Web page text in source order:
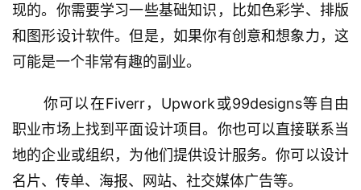
现的。你需要学习一些基础知识，比如色彩学、排版
和图形设计软件。但是，如果你有创意和想象力，这
可能是一个非常有趣的副业。
你可以在Fiverr，Upwork或99designs等自由
职业市场上找到平面设计项目。你也可以直接联系当
地的企业或组织，为他们提供设计服务。你可以设计
名片、传单、海报、网站、社交媒体广告等。